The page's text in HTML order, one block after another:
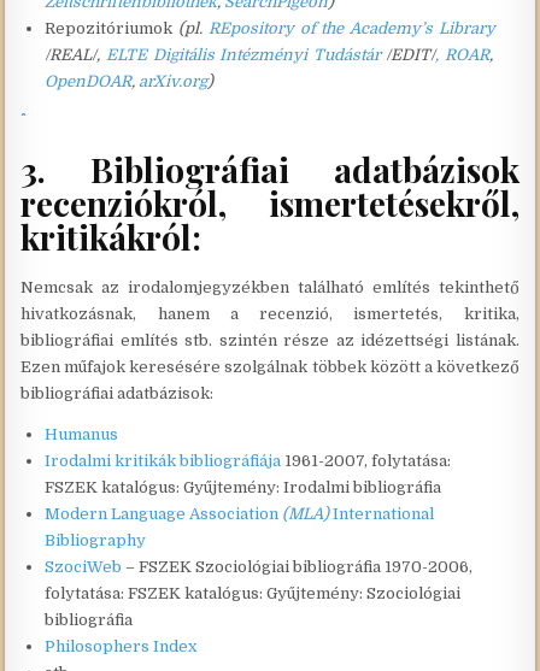
Repozitóriumok (pl. REpository of the Academy’s Library
/REAL/, ELTE Digitális Intézményi Tudástár/EDIT/, ROAR,
OpenDOAR, arXiv.org)
3. Bibliográfiai adatbázisok
recenziókról, ismertetésekről,
kritikákról:
Nemcsak az irodalomjegyzékben található említés tekinthető
hivatkozásnak, hanem a recenzió, ismertetés, kritika,
bibliográfiai említés stb. szintén része az idézettségi listának.
Ezen műfajok keresésére szolgálnak többek között a következő
bibliográfiai adatbázisok:
Humanus
Irodalmi kritikák bibliográfiája 1961-2007, folytatása:
FSZEK katalógus: Gyűjtemény: Irodalmi bibliográfia
Modern Language Association (MLA)International
Bibliography
SzociWeb – FSZEK Szociológiai bibliográfia 1970-2006,
folytatása: FSZEK katalógus: Gyűjtemény: Szociológiai
bibliográfia
Philosophers Index